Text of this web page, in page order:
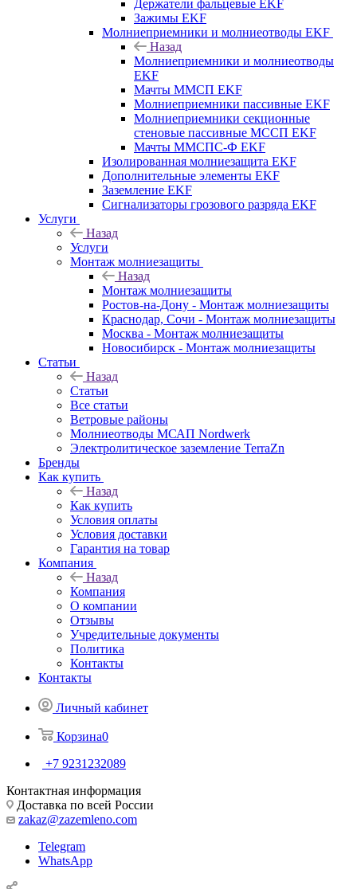
Держатели фальцевые EKF
Зажимы EKF
Молниеприемники и молниеотводы EKF
Назад
Молниеприемники и молниеотводы
EKF
Мачты ММСП EKF
Молниеприемники пассивные EKF
Молниеприемники секционные
стеновые пассивные МССП EKF
Мачты ММСПС-Ф EKF
Изолированная молниезащита EKF
Дополнительные элементы EKF
Заземление EKF
Сигнализаторы грозового разряда EKF
Услуги
Назад
Услуги
Монтаж молниезащиты
Назад
Монтаж молниезащиты
Ростов-на-Дону - Монтаж молниезащиты
Краснодар, Сочи - Монтаж молниезащиты
Москва - Монтаж молниезащиты
Новосибирск - Монтаж молниезащиты
Статьи
Назад
Статьи
Все статьи
Ветровые районы
Молниеотводы МСАП Nordwerk
Электролитическое заземление TerraZn
Бренды
Как купить
Назад
Как купить
Условия оплаты
Условия доставки
Гарантия на товар
Компания
Назад
Компания
О компании
Отзывы
Учредительные документы
Политика
Контакты
Контакты
Личный кабинет
Корзина0
+7 9231232089
Контактная информация
Доставка по всей России
zakaz@zazemleno.com
Telegram
WhatsApp